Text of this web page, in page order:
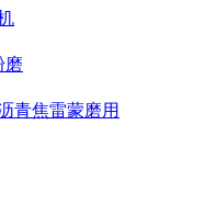
磨
青焦雷蒙磨用